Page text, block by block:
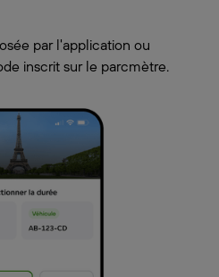
par l'application ou
inscrit sur le parcmètre.